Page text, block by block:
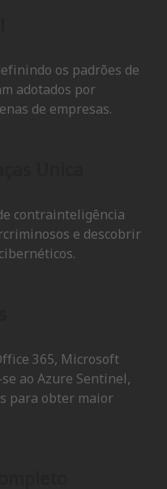
os padrões de
adotados por
de empresas.
contrainteligência
e descobrir
365, Microsoft
ao Azure Sentinel,
para obter maior